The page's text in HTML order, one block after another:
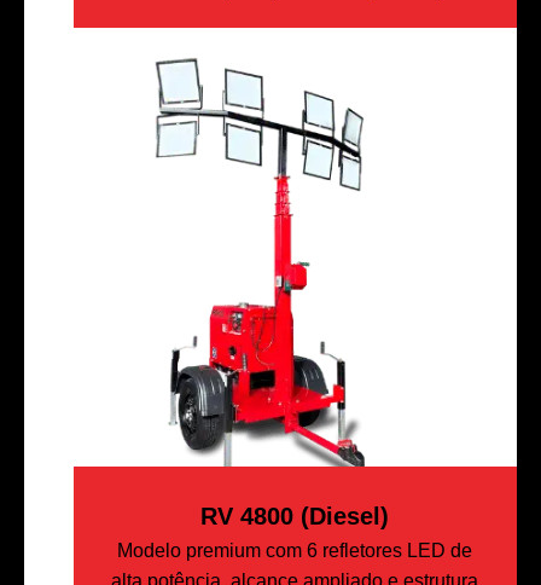
RV 4800 (Diesel)
Modelo premium com 6 refletores LED de
alta potência, alcance ampliado e estrutura